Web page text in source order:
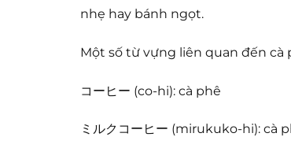
nhẹ hay bánh ngọt.
Một số từ vựng liên quan đến cà
コーヒー (co-hi): cà phê
ミルクコーヒー (mirukuko-hi): cà